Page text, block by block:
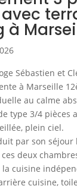
à
Sébastien et
à Marseille
au calme
type 3/4 pièces
plein ciel.
par son
deux
la cuisine
cuisine,